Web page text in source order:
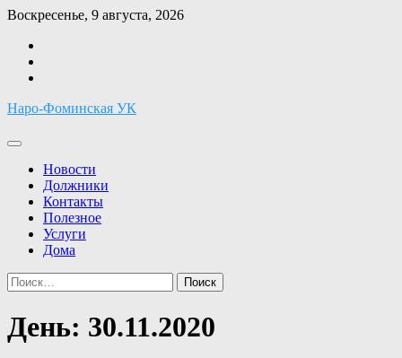
Перейти
содержимому
Воскресенье, 9 августа, 2026
Наро-Фоминская УК
Новости
Должники
Контакты
Полезное
Услуги
Дома
Найти:
День: 30.11.2020